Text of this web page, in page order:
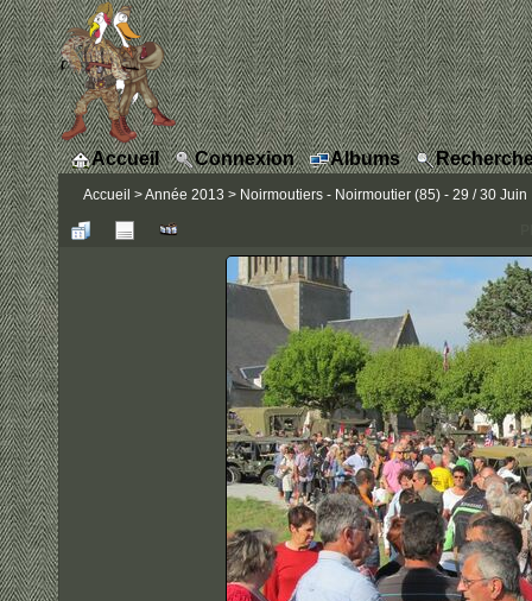
Accueil Connexion Albums
Accueil >Année 2013 > Noirmoutiers - Noirmoutier (85) - 29 / 30 Juin